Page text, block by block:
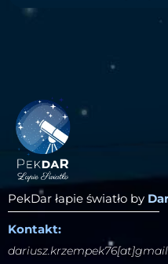
PekDar łapie światło by
Kontakt: